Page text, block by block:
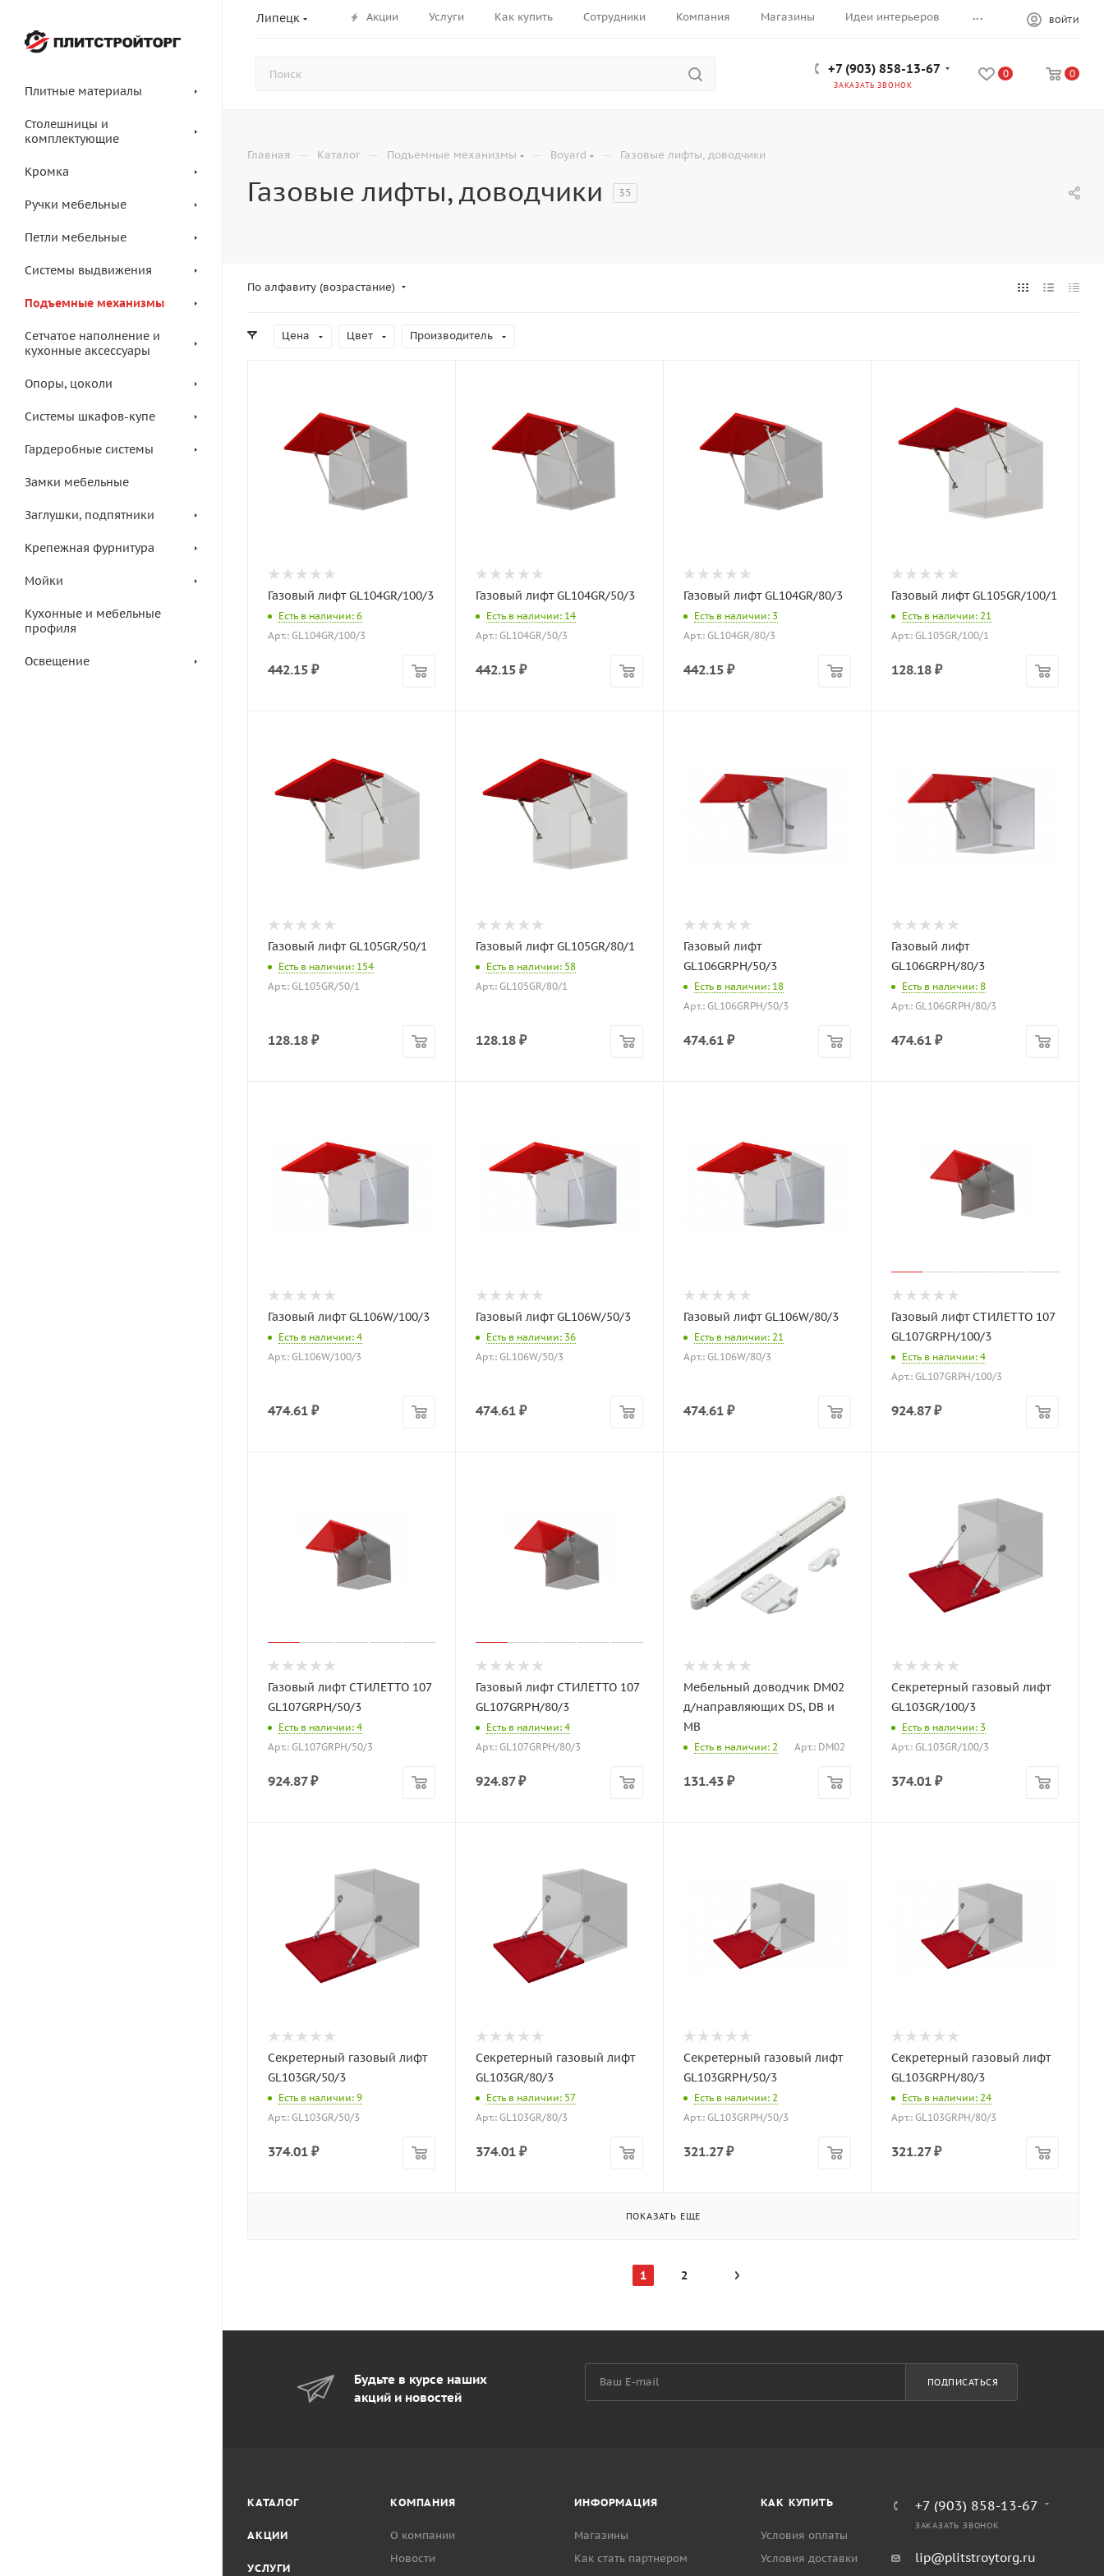
Липецк Акции Услуги Как купить Сотрудники Компания Магазины Идеи интерьеров ... ВОЙТИ
+7 (903) 858-13-67
ЗАКАЗАТЬ ЗВОНОК
0 0
Плитные материалы
Столешницы и
комплектующие
Кромка
Ручки мебельные
Петли мебельные
Системы выдвижения
Подъемные механизмы
Сетчатое наполнение и
кухонные аксессуары
Опоры, цоколи
Системы шкафов-купе
Гардеробные системы
Замки мебельные
Заглушки, подпятники
Крепежная фурнитура
Мойки
Кухонные и мебельные
профиля
Освещение
Главная — Каталог — Подъемные механизмы — Boyard — Газовые лифты, доводчики
Газовые лифты, доводчики 35
По алфавиту (возрастание)
Цена Цвет Производитель
Газовый лифт GL104GR/100/3
Есть в наличии: 6
Арт.: GL104GR/100/3
442.15 ₽
Газовый лифт GL104GR/50/3
Есть в наличии: 14
Арт.: GL104GR/50/3
442.15 ₽
Газовый лифт GL104GR/80/3
Есть в наличии: 3
Арт.: GL104GR/80/3
442.15 ₽
Газовый лифт GL105GR/100/1
Есть в наличии: 21
Арт.: GL105GR/100/1
128.18 ₽
Газовый лифт GL105GR/50/1
Есть в наличии: 154
Арт.: GL105GR/50/1
128.18 ₽
Газовый лифт GL105GR/80/1
Есть в наличии: 58
Арт.: GL105GR/80/1
128.18 ₽
Газовый лифт
GL106GRPH/50/3
Есть в наличии: 18
Арт.: GL106GRPH/50/3
474.61 ₽
Газовый лифт
GL106GRPH/80/3
Есть в наличии: 8
Арт.: GL106GRPH/80/3
474.61 ₽
Газовый лифт GL106W/100/3
Есть в наличии: 4
Арт.: GL106W/100/3
474.61 ₽
Газовый лифт GL106W/50/3
Есть в наличии: 36
Арт.: GL106W/50/3
474.61 ₽
Газовый лифт GL106W/80/3
Есть в наличии: 21
Арт.: GL106W/80/3
474.61 ₽
Газовый лифт СТИЛЕТТО 107
GL107GRPH/100/3
Есть в наличии: 4
Арт.: GL107GRPH/100/3
924.87₽
Газовый лифт СТИЛЕТТО 107
GL107GRPH/50/3
Есть в наличии: 4
Арт.: GL107GRPH/50/3
924.87₽
Газовый лифт СТИЛЕТТО 107
GL107GRPH/80/3
Есть в наличии: 4
Арт.: GL107GRPH/80/3
924.87₽
Мебельный доводчик DM02
д/направляющих DS, DB и
MB
Есть в наличии: 2 Арт.: DM02
131.43 ₽
Секретерный газовый лифт
GL103GR/100/3
Есть в наличии: 3
Арт.: GL103GR/100/3
374.01 ₽
Секретерный газовый лифт
GL103GR/50/3
Есть в наличии: 9
Арт.: GL103GR/50/3
374.01 ₽
Секретерный газовый лифт
GL103GR/80/3
Есть в наличии: 57
Арт.: GL103GR/80/3
374.01 ₽
Секретерный газовый лифт
GL103GRPH/50/3
Есть в наличии: 2
Арт.: GL103GRPH/50/3
321.27₽
Секретерный газовый лифт
GL103GRPH/80/3
Есть в наличии: 24
Арт.: GL103GRPH/80/3
321.27₽
ПОКАЗАТЬ ЕЩЕ
1 2
Будьте в курсе наших
акций и новостей
ПОДПИСАТЬСЯ
КАТАЛОГ
АКЦИИ
УСЛУГИ
КОМПАНИЯ
О компании
Новости
ИНФОРМАЦИЯ
Магазины
Как стать партнером
КАК КУПИТЬ
Условия оплаты
Условия доставки
+7 (903) 858-13-67
ЗАКАЗАТЬ ЗВОНОК
lip@plitstroytorg.ru